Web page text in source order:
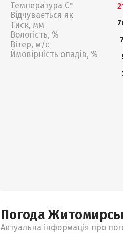
Температура С°
Відчувається як
Тиск, мм
Вологість, %
Вітер, м/с
Ймовірність опадів, %
Погода
Актуальна інформація про